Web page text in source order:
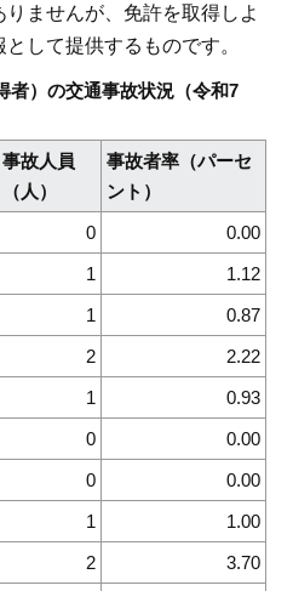
ませんが、免許を取得しよ
して提供するものです。
者）の交通事故状況（令和7
事故人員
（人）
事故者率（パーセ
ント）
0
0.00
1
1.12
1
0.87
2
2.22
1
0.93
0
0.00
0
0.00
1
1.00
2
3.70